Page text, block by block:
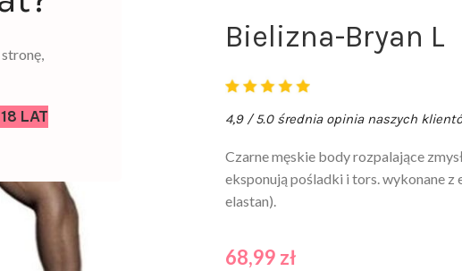
LAT
Bielizna-Bryan L
4,9 / 5.0 średnia opinia naszych
Czarne męskie body rozpalające
eksponują pośladki i tors. wykonane
elastan).
68,99 zł